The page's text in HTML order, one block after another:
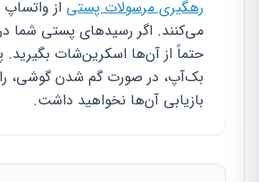
رهگیری مرسولات پستی از واتساپ
می‌کنند. اگر رسیدهای پستی
حتماً از آن‌ها اسکرین‌شات
بک‌آپ، در صورت گم شدن گوشی،
بازیابی آن‌ها نخواهید داشت.